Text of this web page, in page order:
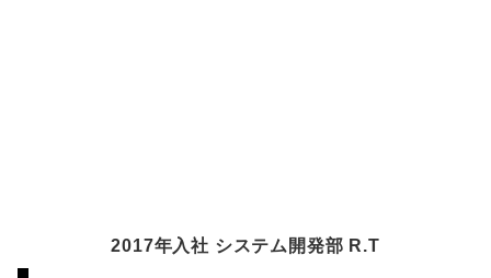
2017年入社 システム開発部 R.T